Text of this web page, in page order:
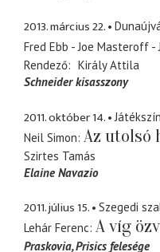
2013. március 22.
Fred Ebb - Joe Masteroff -
Rendező
Király Attila
Schneider kisasszony
2011. október 14.
Játékszín
Neil Simon Az utolsó
Szirtes Tamás
Elaine Navazio
2011. július 15.
Szegedi
Lehár Ferenc A víg
Praskovia Prisics felesége